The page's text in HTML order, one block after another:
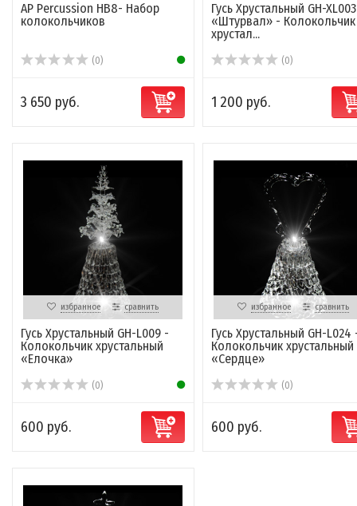
AP Percussion HB8- Набор
колокольчиков
(0)
3 650 руб.
Гусь Хрустальный GH-XL003
«Штурвал» - Колокольчик
хрустал...
(0)
1 200 руб.
избранное сравнить
Гусь Хрустальный GH-L009 -
Колокольчик хрустальный
«Елочка»
(0)
600 руб.
избранное сравнить
Гусь Хрустальный GH-L024
Колокольчик хрустальный
«Сердце»
(0)
600 руб.